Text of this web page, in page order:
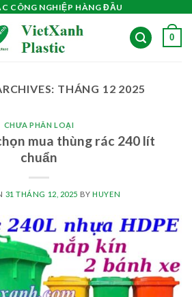
CÔNG NGHIỆP HÀNG ĐẦU
0
THÁNG 12 2025
CHƯA PHÂN LOẠI
mua thùng rác 240 lít
chuẩn
31 THÁNG 12, 2025 BYHUYEN